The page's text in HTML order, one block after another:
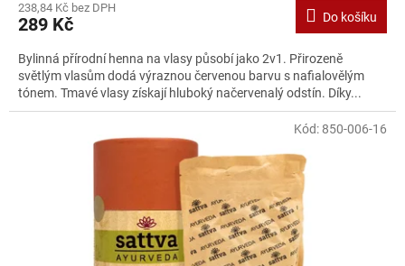
238,84 Kč bez DPH
289 Kč Do košíku
Bylinná přírodní henna na vlasy působí jako 2v1. Přirozeně
světlým vlasům dodá výraznou červenou barvu s nafialovělým
tónem. Tmavé vlasy získají hluboký načervenalý odstín. Díky...
Kód: 850-006-16